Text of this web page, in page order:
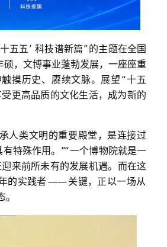
十五五 ’ 科技谱新篇”的主题在全国
硕，文博事业蓬勃发展，一座座重
摸历史、赓续文脉。展望 “十五
更高品质的文化生活，成为新的
人类文明的重要殿堂，是连接过
特殊作用。
”“一个博物院就是一
来前所未有的发展机遇。而在这
的实践者——关键，正以一场从